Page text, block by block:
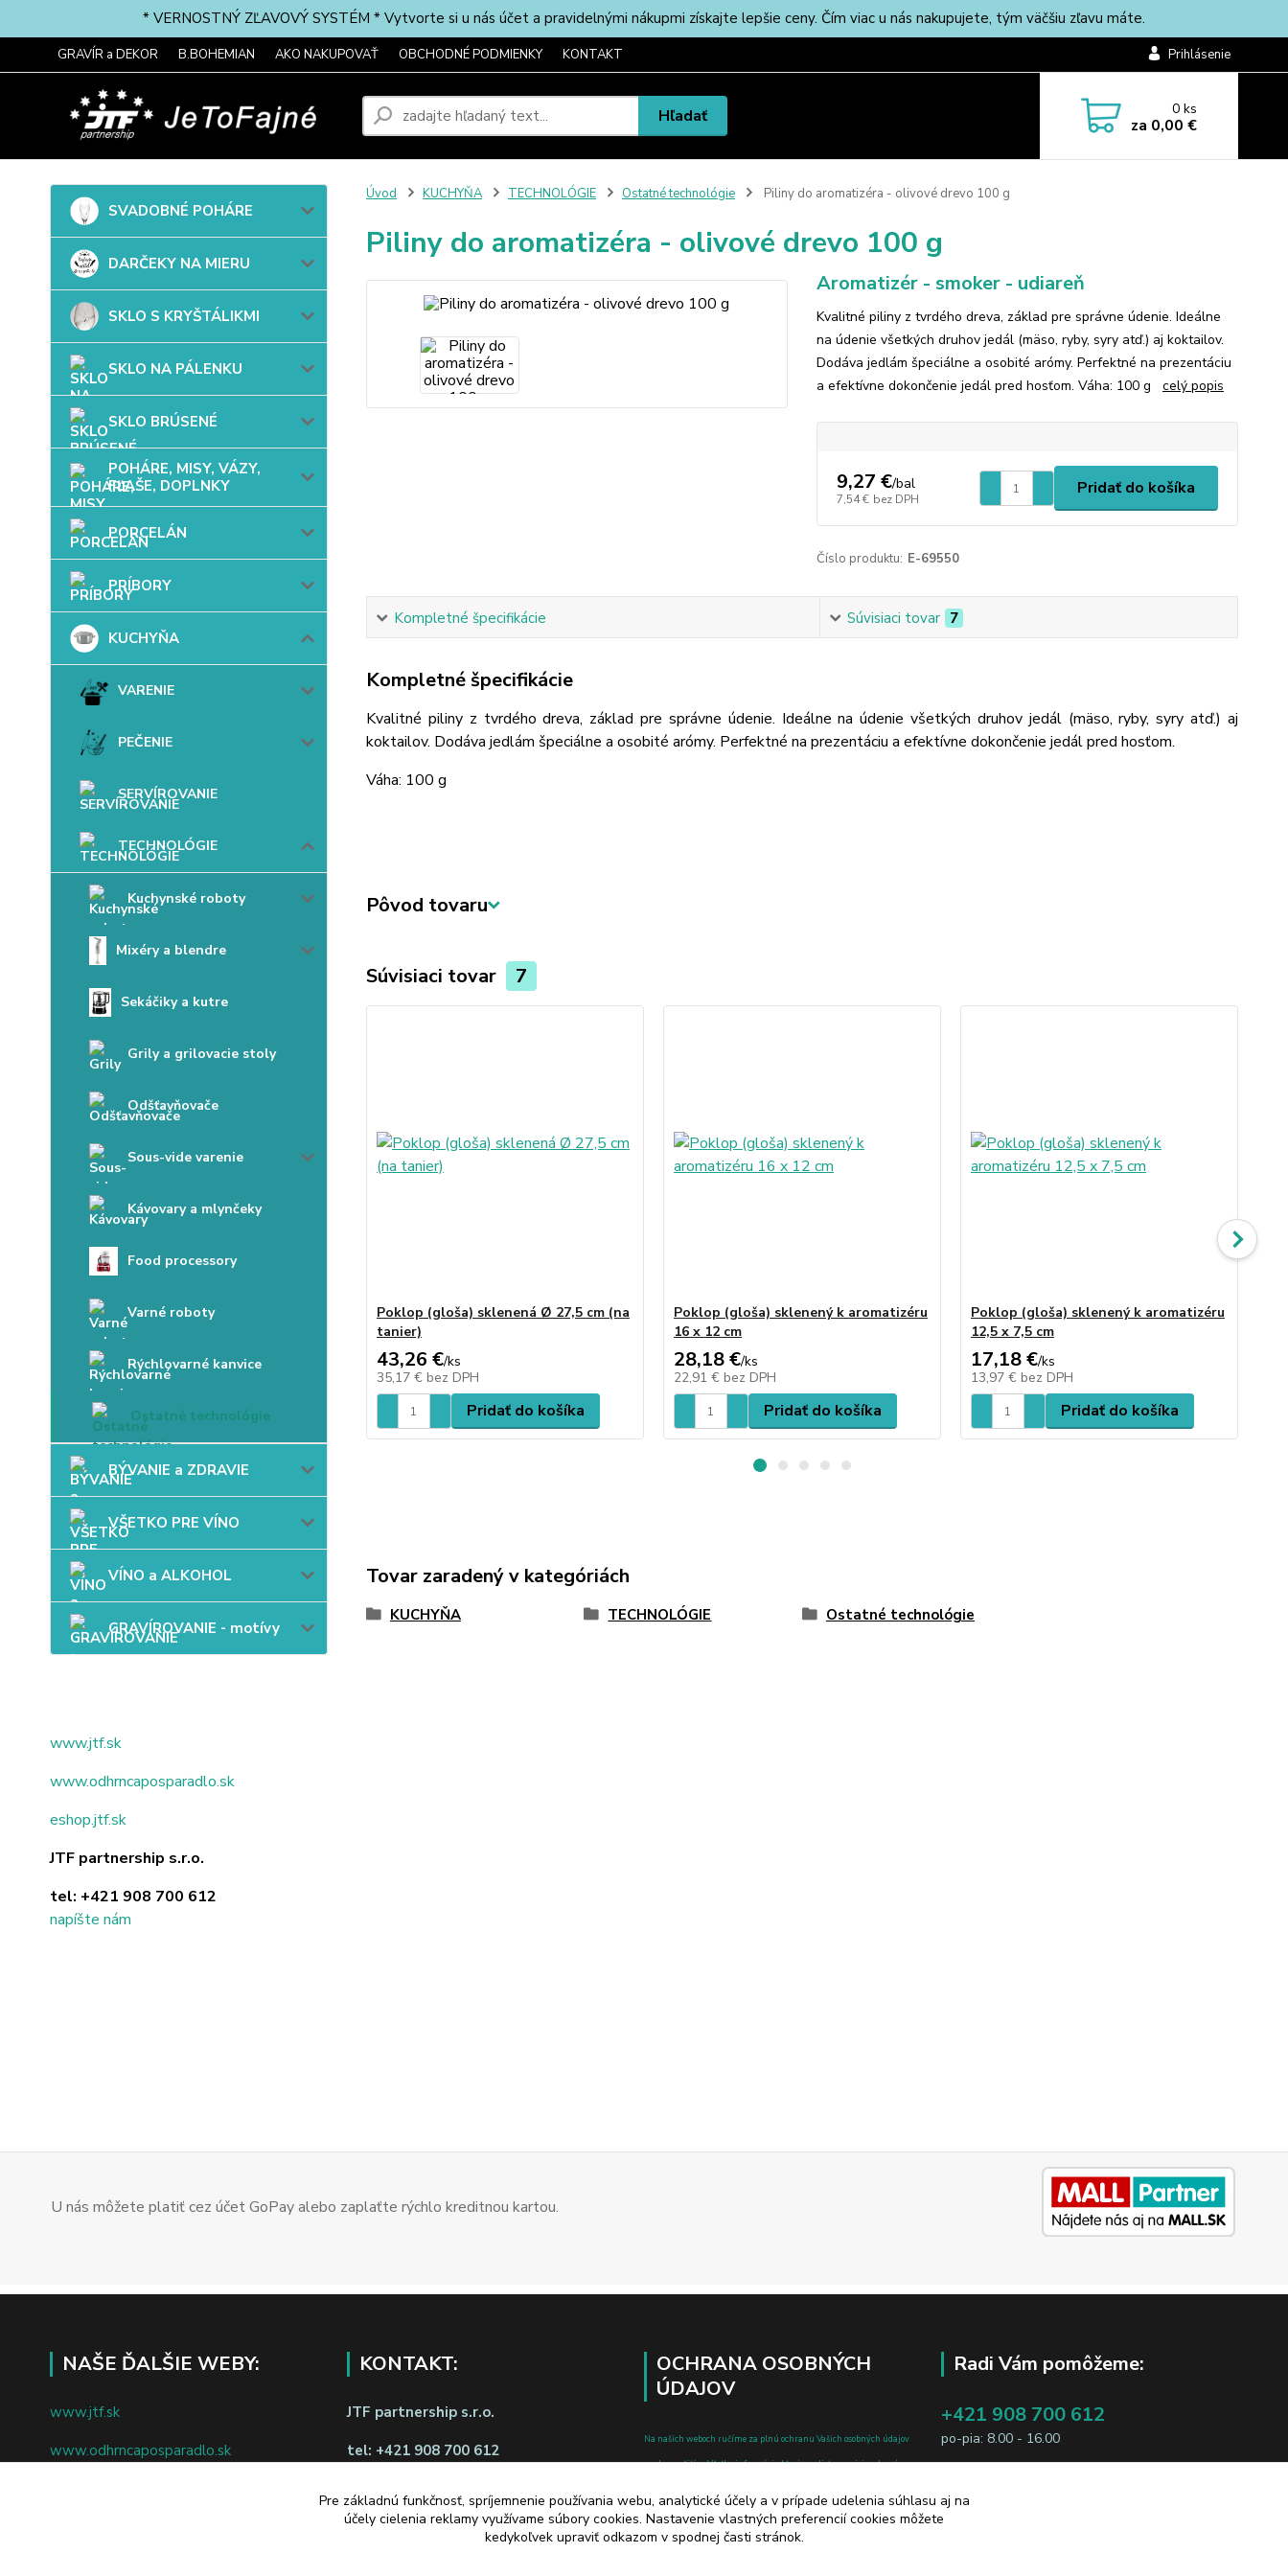
* VERNOSTNÝ ZĽAVOVÝ SYSTÉM * Vytvorte si u nás účet a pravidelnými nákupmi získajte lepšie ceny. Čím viac u nás nakupujete, tým väčšiu zľavu máte.
GRAVÍR a DEKOR B.BOHEMIAN AKO NAKUPOVAŤ OBCHODNÉ PODMIENKY KONTAKT Prihlásenie
Hľadať 0ks
za 0,00 €
SVADOBNÉ POHÁRE
DARČEKY NA MIERU
SKLO S KRYŠTÁLIKMI
SKLO NA PÁLENKU
SKLO BRÚSENÉ
POHÁRE, MISY, VÁZY,
FĽAŠE, DOPLNKY
PORCELÁN
PRÍBORY
KUCHYŇA
VARENIE
PEČENIE
SERVÍROVANIE
TECHNOLÓGIE
Kuchynské roboty
Mixéry a blendre
Sekáčiky a kutre
Grily a grilovacie stoly
Odšťavňovače
Sous-vide varenie
Kávovary a mlynčeky
Food processory
Varné roboty
Rýchlovarné kanvice
Ostatné technológie
BÝVANIE a ZDRAVIE
VŠETKO PRE VÍNO
VÍNO a ALKOHOL
GRAVÍROVANIE - motívy
www.jtf.sk
www.odhrncaposparadlo.sk
eshop.jtf.sk
JTF partnership s.r.o.
tel: +421 908 700 612
napíšte nám
Úvod KUCHYŇA TECHNOLÓGIE Ostatné technológie Piliny do aromatizéra - olivové drevo 100 g
Piliny do aromatizéra - olivové drevo 100 g
Aromatizér - smoker - udiareň
Kvalitné piliny z tvrdého dreva, základ pre správne údenie. Ideálne
na údenie všetkých druhov jedál (mäso, ryby, syry atď.) aj koktailov.
Dodáva jedlám špeciálne a osobité arómy. Perfektné na prezentáciu
a efektívne dokončenie jedál pred hosťom. Váha: 100 g celý popis
9,27 €/bal
7,54 € bez DPH
Pridať do košíka
Číslo produktu: E-69550
Kompletné špecifikácie Súvisiaci tovar 7
Kompletné špecifikácie
Kvalitné piliny z tvrdého dreva, základ pre správne údenie. Ideálne na údenie všetkých druhov jedál (mäso, ryby, syry atď.) aj
koktailov. Dodáva jedlám špeciálne a osobité arómy. Perfektné na prezentáciu a efektívne dokončenie jedál pred hosťom.
Váha: 100 g
Pôvod tovaru
Súvisiaci tovar 7
Poklop (gloša) sklenená Ø 27,5 cm (na
tanier)
43,26 €/ks
35,17 € bez DPH
Pridať do košíka
Poklop (gloša) sklenený k aromatizéru
16 x 12 cm
28,18 €/ks
22,91 € bez DPH
Pridať do košíka
Poklop (gloša) sklenený k aromatizéru
12,5 x 7,5 cm
17,18 €/ks
13,97 € bez DPH
Pridať do košíka
Tovar zaradený v kategóriách
KUCHYŇA TECHNOLÓGIE Ostatné technológie
U nás môžete platiť cez účet GoPay alebo zaplaťte rýchlo kreditnou kartou.
NAŠE ĎALŠIE WEBY:
www.jtf.sk
www.odhrncaposparadlo.sk
KONTAKT:
JTF partnership s.r.o.
tel: +421 908 700 612
napíšte nám
Odstúpiť od zmluvy tu
OCHRANA OSOBNÝCH
ÚDAJOV
Na našich weboch ručíme za plnú ochranu Vašich osobných údajov
pred zneužitím. Všetky informácie, ktoré uvediete o svojej osobe, sú
a o zmene a doplnení niektorých zákonov.
Radi Vám pomôžeme:
+421 908 700 612
po-pia: 8.00 - 16.00
Pre základnú funkčnosť, spríjemnenie používania webu, analytické účely a v prípade udelenia súhlasu aj na
účely cielenia reklamy využívame súbory cookies. Nastavenie vlastných preferencií cookies môžete
kedykoľvek upraviť odkazom v spodnej časti stránok.